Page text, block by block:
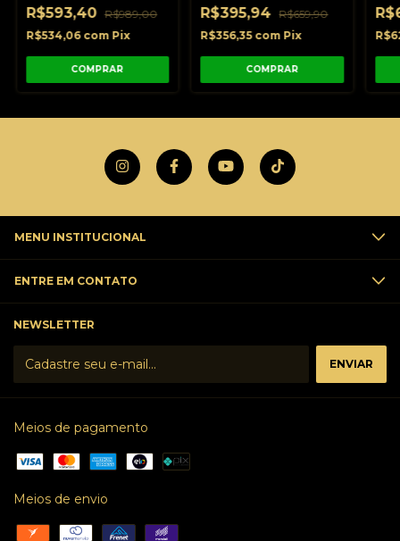
R$593,40 R$989,00
R$534,06 com Pix
COMPRAR
R$395,94 R$659,90
R$356,35 com Pix
COMPRAR
MENU INSTITUCIONAL
ENTRE EM CONTATO
NEWSLETTER
Meios de pagamento
Meios de envio